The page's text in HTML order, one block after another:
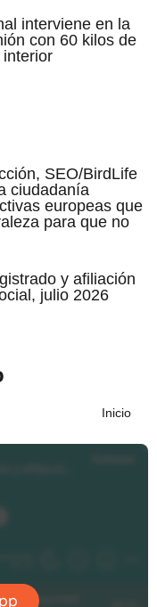
interviene en la
con 60 kilos de
SEO/BirdLife
ciudadanía
europeas que
para que no
y afiliación
julio 2026